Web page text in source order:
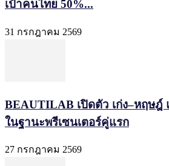
เป้าคนไทย 50%...
31 กรกฎาคม 2569
BEAUTILAB เปิดตัว เก่ง–หฤษฎ์
ในฐานะพรีเซนเตอร์คู่แรก
27 กรกฎาคม 2569